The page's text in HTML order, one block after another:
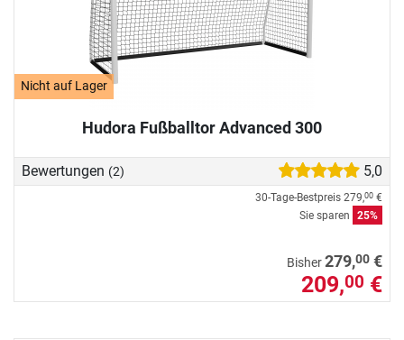
Nicht auf Lager
Hudora Fußballtor Advanced 300
Bewertungen (2) 5,0
30-Tage-Bestpreis 279,00 €
Sie sparen
25%
Bisher279,00 €
209,00 €